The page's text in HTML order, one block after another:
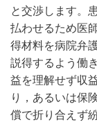
と交渉します。
払わせるため医
得材料を病院弁
説得するよう働
益を理解せず収
り，あるいは保
償で折り合えず